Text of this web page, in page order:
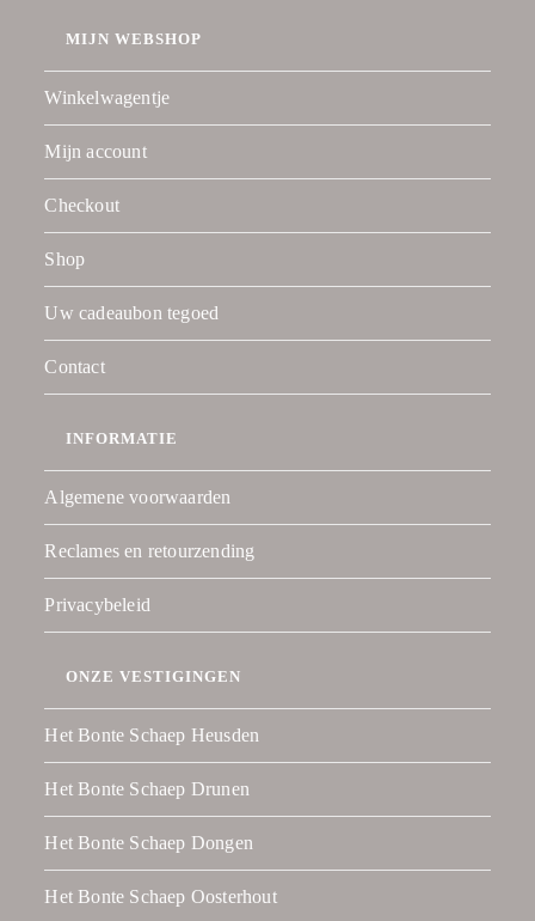
MIJN WEBSHOP
Winkelwagentje
Mijn account
Checkout
Shop
Uw cadeaubon tegoed
Contact
INFORMATIE
Algemene voorwaarden
Reclames en retourzending
Privacybeleid
ONZE VESTIGINGEN
Het Bonte Schaep Heusden
Het Bonte Schaep Drunen
Het Bonte Schaep Dongen
Het Bonte Schaep Oosterhout